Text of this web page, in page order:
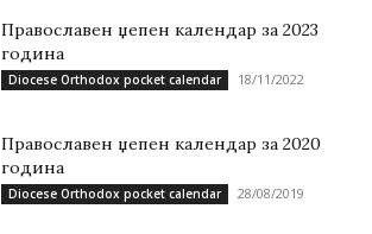
Православен џепен календар за 2023
година
Diocese Orthodox pocket calendar 18/11/2022
Православен џепен календар за 2020
година
Diocese Orthodox pocket calendar 28/08/2019